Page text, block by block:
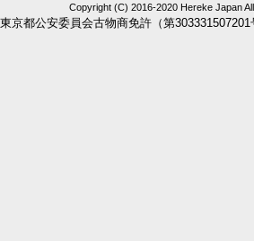
Copyright (C) 2016-2020 Hereke Japan
東京都公安委員会古物商免許（第